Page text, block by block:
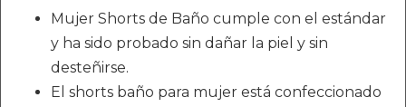
Mujer Shorts de Baño cumple con el estándar
y ha sido probado sin dañar la piel y sin
desteñirse.
El shorts baño para mujer está confeccionado